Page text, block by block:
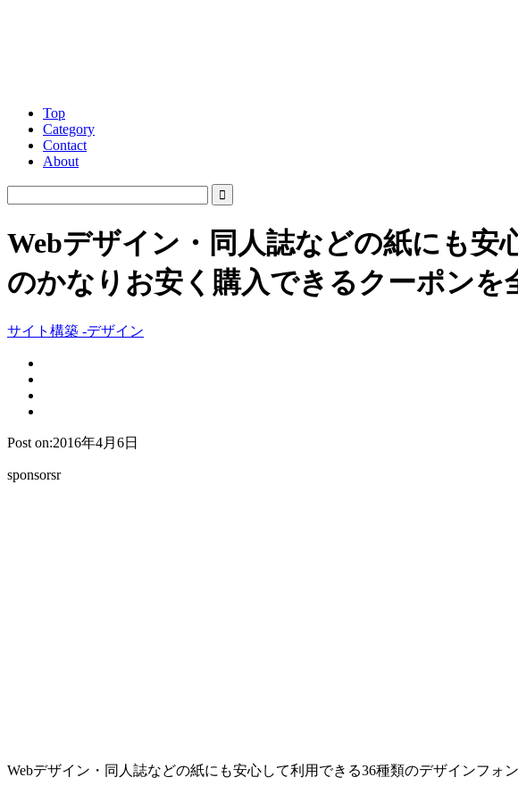
Top
Category
Contact
About
Webデザイン・同人誌などの紙にも
のかなりお安く購入できるクーポンを
サイト構築 -デザイン
Post on:2016年4月6日
sponsorsr
Webデザイン・同人誌などの紙にも安心して利用できる36種類のデザインフォ